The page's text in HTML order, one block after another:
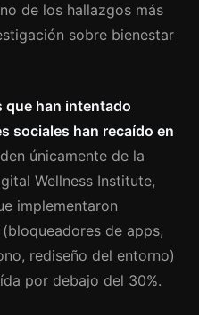
de los hallazgos más
sobre bienestar
que han intentado
sociales han recaído en
únicamente de la
Wellness Institute,
implementaron
de apps,
rediseño del entorno)
por debajo del 30%.